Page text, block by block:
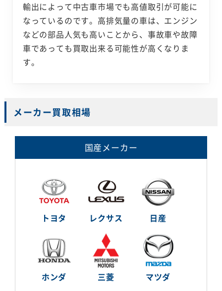
輸出によって中古車市場でも高値取引が可能に
なっているのです。高排気量の車は、エンジン
などの部品人気も高いことから、事故車や故障
車であっても買取出来る可能性が高くなりま
す。
メーカー買取相場
国産メーカー
トヨタ レクサス 日産
ホンダ 三菱 マツダ